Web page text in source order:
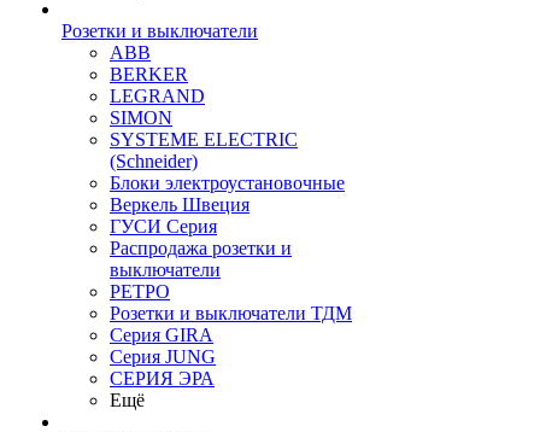
Розетки и выключатели
ABB
BERKER
LEGRAND
SIMON
SYSTEME ELECTRIC
(Schneider)
Блоки электроустановочные
Веркель Швеция
ГУСИ Серия
Распродажа розетки и
выключатели
РЕТРО
Розетки и выключатели ТДМ
Серия GIRA
Серия JUNG
СЕРИЯ ЭРА
Ещё